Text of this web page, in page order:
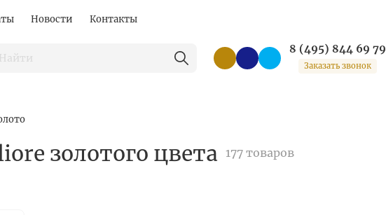
Новости Контакты
8 (495) 844 69 79
Заказать звонок
золотого цвета 177 товаров